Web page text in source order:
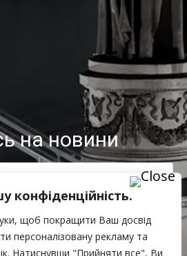
конфіденційність.
щоб покращити Ваш досвід
персоналізовану рекламу та
Натиснувши "Прийняти все", Ви
на новини
МЕНЕ!
ізПолітикою конфіденційності.